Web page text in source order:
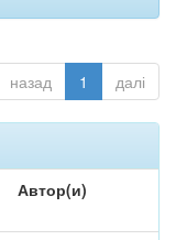
назад 1 далі
Автор(и)